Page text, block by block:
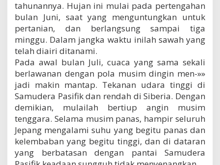
tahunannya. Hujan ini mulai pada pertengahan
bulan Juni, saat yang menguntungkan untuk
pertanian, dan berlangsung sampai tiga
minggu. Dalam jangka waktu inilah sawah yang
telah diairi ditanami.
Pada awal bulan Juli, cuaca yang sama sekali
berlawanan dengan pola musim dingin men-»»
jadi makin mantap. Tekanan udara tinggi di
Samudera Pasifik dan rendah di Siberia. Dengan
demikian, mulailah bertiup angin musim
tenggara. Selama musim panas, hampir seluruh
Jepang mengalami suhu yang begitu panas dan
kelembaban yang begitu tinggi, dan di dataran
yang berbatasan dengan pantai Samudera